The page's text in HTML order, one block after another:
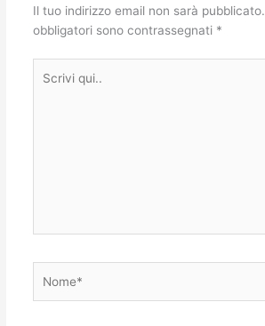
Il tuo indirizzo email non sarà pubblicato.
obbligatori sono contrassegnati *
qui..